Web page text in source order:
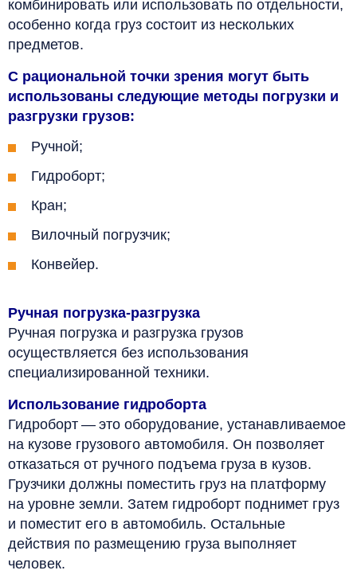
комбинировать или использовать по отдельности,
особенно когда груз состоит из нескольких
предметов.
С рациональной точки зрения могут быть
использованы следующие методы погрузки и
разгрузки грузов:
Ручной;
Гидроборт;
Кран;
Вилочный погрузчик;
Конвейер.
Ручная погрузка-разгрузка
Ручная погрузка и разгрузка грузов
осуществляется без использования
специализированной техники.
Использование гидроборта
Гидроборт — это оборудование, устанавливаемое
на кузове грузового автомобиля. Он позволяет
отказаться от ручного подъема груза в кузов.
Грузчики должны поместить груз на платформу
на уровне земли. Затем гидроборт поднимет груз
и поместит его в автомобиль. Остальные
действия по размещению груза выполняет
человек.